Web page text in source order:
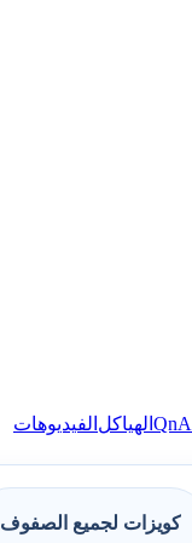
QnA الهياكل الفيديوهات
كويزات لجميع الصفوف